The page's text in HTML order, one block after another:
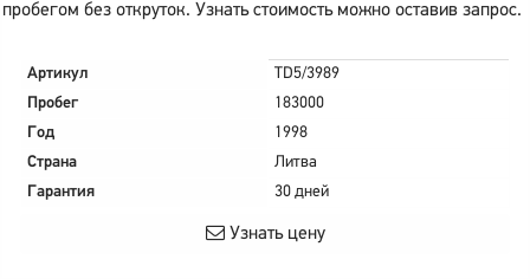
пробегом без откруток. Узнать стоимость можно оставив запрос.
Артикул
TD5/3989
Пробег
183000
Год
1998
Страна
Литва
Гарантия
30 дней
Узнать цену